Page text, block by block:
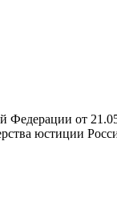
Федерации от
юстиции